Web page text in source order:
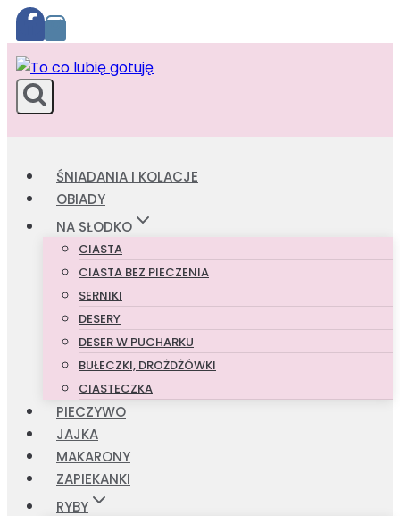
Przejdź
do
treści
ŚNIADANIA I KOLACJE
OBIADY
NA SŁODKO
CIASTA
CIASTA BEZ PIECZENIA
SERNIKI
DESERY
DESER W PUCHARKU
BUŁECZKI, DROŻDŻÓWKI
CIASTECZKA
PIECZYWO
JAJKA
MAKARONY
ZAPIEKANKI
RYBY